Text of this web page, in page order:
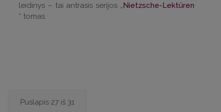
leidinys – tai antrasis serijos „Nietzsche-Lektüren
“ tomas.
Puslapis 27 iš 31